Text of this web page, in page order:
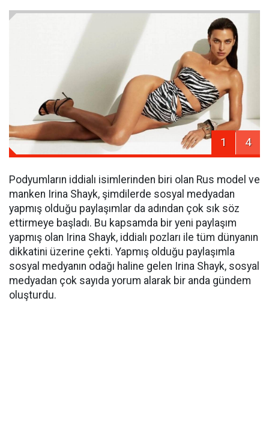
1 4
Podyumların iddialı isimlerinden biri olan Rus model ve
manken Irina Shayk, şimdilerde sosyal medyadan
yapmış olduğu paylaşımlar da adından çok sık söz
ettirmeye başladı. Bu kapsamda bir yeni paylaşım
yapmış olan Irina Shayk, iddialı pozları ile tüm dünyanın
dikkatini üzerine çekti. Yapmış olduğu paylaşımla
sosyal medyanın odağı haline gelen Irina Shayk, sosyal
medyadan çok sayıda yorum alarak bir anda gündem
oluşturdu.